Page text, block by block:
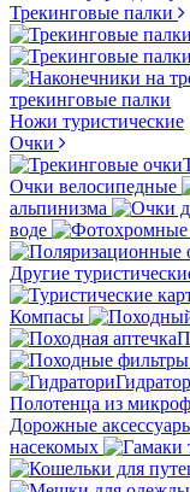
Трекинговые палки
трекинговые палки
Ножи туристические
Очки
Очки велосипедные
альпинизма
воде
Другие
Компасы
Полотенца из
Дорожные
насекомых